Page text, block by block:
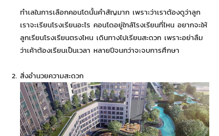
ทำเลในการเลือกคอนโดนั้นคำสัญมาก เพราะว่าเราต้องดูว่าลูก
เราจะเรียนโรงเรียนอะไร คอนโดอยู่ใกล้โรงเรียนที่ไหน อยากจะให้
ลูกเรียนโรงเรียนตรงไหน เดินทางไปเรียนสะดวก เพราะอย่าลืม
ว่าเค้าต้องเรียนเป็นเวลา หลายปีจนกว่าจะจบการศึกษา
สิ่งอำนวยความสะดวก